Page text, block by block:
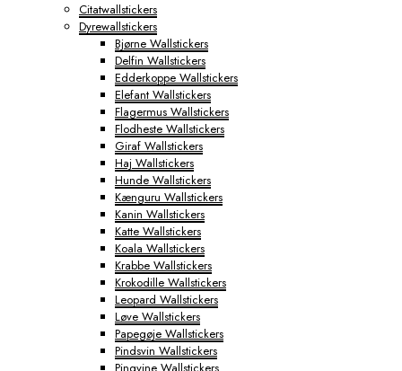
Citatwallstickers
Dyrewallstickers
Bjørne Wallstickers
Delfin Wallstickers
Edderkoppe Wallstickers
Elefant Wallstickers
Flagermus Wallstickers
Flodheste Wallstickers
Giraf Wallstickers
Haj Wallstickers
Hunde Wallstickers
Kænguru Wallstickers
Kanin Wallstickers
Katte Wallstickers
Koala Wallstickers
Krabbe Wallstickers
Krokodille Wallstickers
Leopard Wallstickers
Løve Wallstickers
Papegøje Wallstickers
Pindsvin Wallstickers